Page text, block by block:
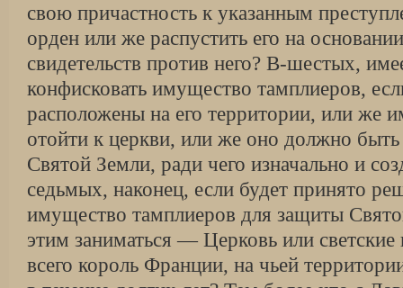
свою причастность к указанным
орден или же распустить его на
свидетельств против него? В-шестых,
конфисковать имущество тамплиеров,
расположены на его территории, или же
отойти к церкви, или же оно должно
Святой Земли, ради чего изначально и
седьмых, наконец, если будет принято
имущество тамплиеров для защиты
этим заниматься — Церковь или
всего король Франции, на чьей